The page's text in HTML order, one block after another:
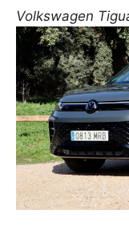
Volkswagen